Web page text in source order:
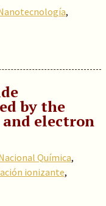
,
by the
electron
Química,
ionizante,